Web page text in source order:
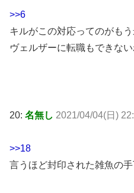
>>6
キルがこの対応ってのがも
ヴェルザーに転職もできない
20: 名無し 2021/04/04(日)
>>18
言うほど封印された雑魚の